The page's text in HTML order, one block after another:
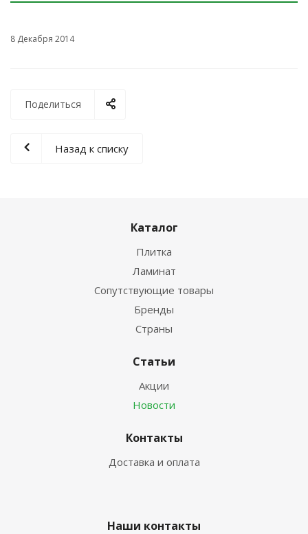
8 Декабря 2014
Поделиться
Назад к списку
Каталог
Плитка
Ламинат
Сопутствующие товары
Бренды
Страны
Статьи
Акции
Новости
Контакты
Доставка и оплата
Наши контакты